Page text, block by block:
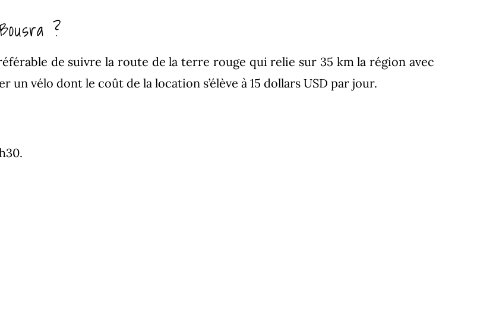
?
de suivre la route de la terre rouge qui relie sur 35 km la région avec
vélo dont le coût de la location s’élève à 15 dollars USD par jour.